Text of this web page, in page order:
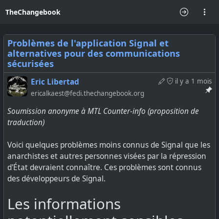
TheChangebook
Problèmes de l'application Signal et
alternatives pour des communications
sécurisées
il y a 1 mois
Eric Libertad
ericalkaest@fedi.thechangebook.org
Soumission anonyme à MTL Counter-info (proposition de
traduction)
Voici quelques problèmes moins connus de Signal que les
anarchistes et autres personnes visées par la répression
d'État devraient connaître. Ces problèmes sont connus
des développeurs de Signal.
Les informations